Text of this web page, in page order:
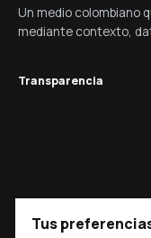
Un medio colombiano
mediante contexto,
Transparencia
Legal
Preferencias de cookies
Tus